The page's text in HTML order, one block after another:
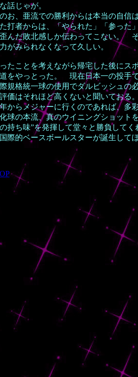
話じゃが。
お、亜流での勝利からは本当の自信
打者からは、「やられた」「参った
んだ敗北感しか伝わってこない。
がみられなくなって久しい。
たことを考えながら帰宅した後にス
をやっとった。 現在日本一の投手
規格統一球の使用でダルビッシュの
価はそれほど高くないと聞いておる
からメジャーに行くのであれば、多
球の本流、真のウイニングショッ
持ち味”を発揮して堂々と勝負して
際的ベースボールスターが誕生して